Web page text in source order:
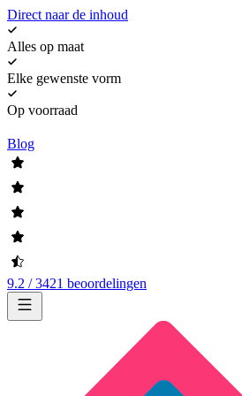
Direct naar de inhoud
Alles op maat
Elke gewenste vorm
Op voorraad
Blog
9.2 / 3421 beoordelingen